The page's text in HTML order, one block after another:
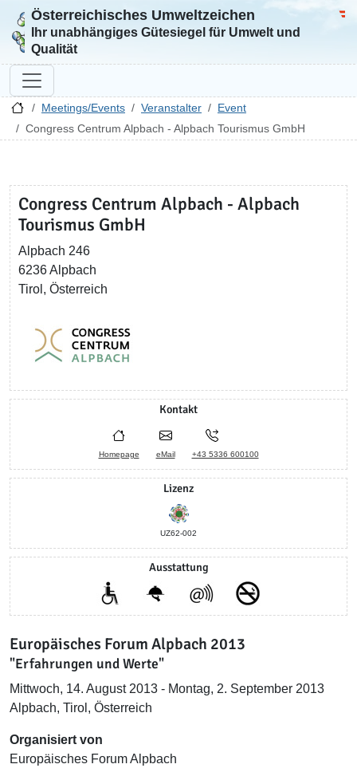
Zur Startseite
Österreichisches Umweltzeichen
Ihr unabhängiges Gütesiegel für Umwelt und
Qualität
Meetings/Events Veranstalter
Event
Congress Centrum Alpbach - Alpbach Tourismus GmbH
Congress Centrum Alpbach - Alpbach
Tourismus GmbH
Alpbach 246
6236 Alpbach
Tirol, Österreich
Kontakt
Homepage eMail +43 5336 600100
Lizenz
UZ62-002
Ausstattung
Europäisches Forum Alpbach 2013
"Erfahrungen und Werte"
Mittwoch, 14. August 2013 - Montag, 2. September 2013
Alpbach, Tirol, Österreich
Organisiert von
Europäisches Forum Alpbach